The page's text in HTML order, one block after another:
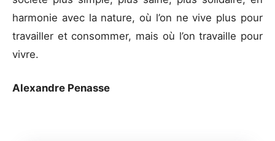
harmonie avec la nature, où l’on ne vive plus pour
travailler et consommer, mais où l’on travaille pour
vivre.
Alexandre Penasse